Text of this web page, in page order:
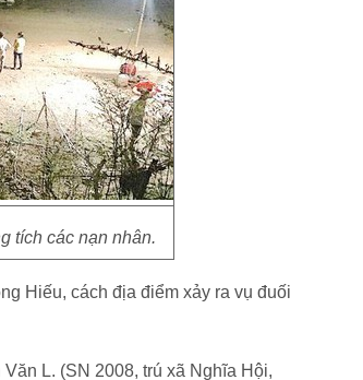
tích các nạn nhân.
Hiếu, cách địa điểm xảy ra vụ đuối
L. (SN 2008, trú xã Nghĩa Hội,